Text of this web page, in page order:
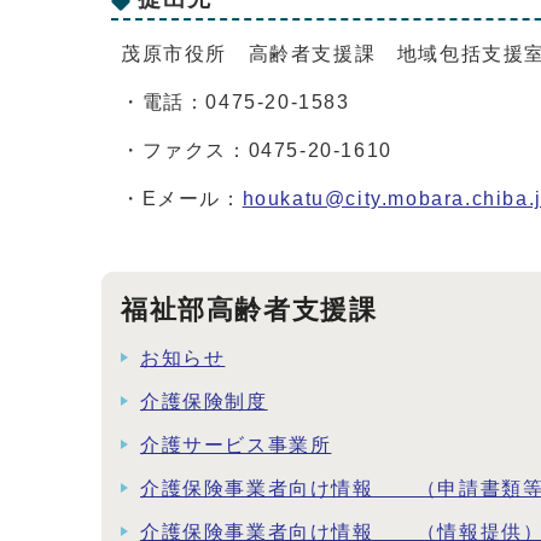
茂原市役所 高齢者支援課 地域包括支援室
・電話：0475-20-1583
・ファクス：0475-20-1610
・Eメール：
福祉部高齢者支援課
お知らせ
介護保険制度
介護サービス事業所
介護保険事業者向け情報 （申請書類等
介護保険事業者向け情報 （情報提供）